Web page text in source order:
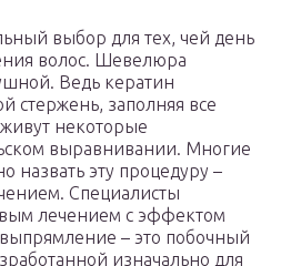
выбор для тех, чей день
волос. Шевелюра
Ведь кератин
стержень, заполняя все
некоторые
выравнивании. Многие
назвать эту процедуру –
Специалисты
лечением с эффектом
– это побочный
изначально для